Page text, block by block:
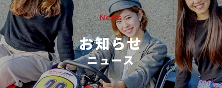
News
お知らせ
ニュース